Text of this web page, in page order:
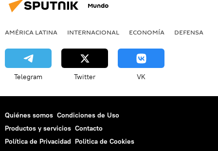
Mundo
AMÉRICA LATINA INTERNACIONAL ECONOMÍA DEFENSA
Telegram Twitter VK
Quiénes somos Condiciones de Uso
Productos y servicios Contacto
Política de Privacidad Politica de Cookies